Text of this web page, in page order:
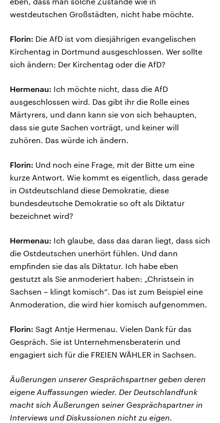
westdeutschen Großstädten, nicht habe möchte.
Florin: Die AfD ist vom diesjährigen evangelischen
Kirchentag in Dortmund ausgeschlossen. Wer sollte
sich ändern: Der Kirchentag oder die AfD?
Hermenau: Ich möchte nicht, dass die AfD
ausgeschlossen wird. Das gibt ihr die Rolle eines
Märtyrers, und dann kann sie von sich behaupten,
dass sie gute Sachen vorträgt, und keiner will
zuhören. Das würde ich ändern.
Florin: Und noch eine Frage, mit der Bitte um eine
kurze Antwort. Wie kommt es eigentlich, dass gerade
in Ostdeutschland diese Demokratie, diese
bundesdeutsche Demokratie so oft als Diktatur
bezeichnet wird?
Hermenau: Ich glaube, dass das daran liegt, dass sich
die Ostdeutschen unerhört fühlen. Und dann
empfinden sie das als Diktatur. Ich habe eben
gestutzt als Sie anmoderiert haben: „Christsein in
Sachsen – klingt komisch“. Das ist zum Beispiel eine
Anmoderation, die wird hier komisch aufgenommen.
Florin: Sagt Antje Hermenau. Vielen Dank für das
Gespräch. Sie ist Unternehmensberaterin und
engagiert sich für die FREIEN WÄHLER in Sachsen.
Äußerungen unserer Gesprächspartner geben deren
eigene Auffassungen wieder. Der Deutschlandfunk
macht sich Äußerungen seiner Gesprächspartner in
Interviews und Diskussionen nicht zu eigen.